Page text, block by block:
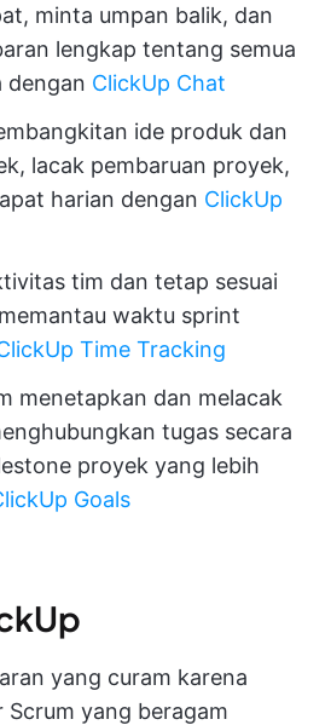
minta umpan balik, dan
lengkap tentang semua
dengan ClickUp Chat
ide produk dan
lacak pembaruan proyek,
harian dengan ClickUp
tim dan tetap sesuai
waktu sprint
Time Tracking
menetapkan dan melacak
tugas secara
proyek yang lebih
Goals
yang curam karena
yang beragam